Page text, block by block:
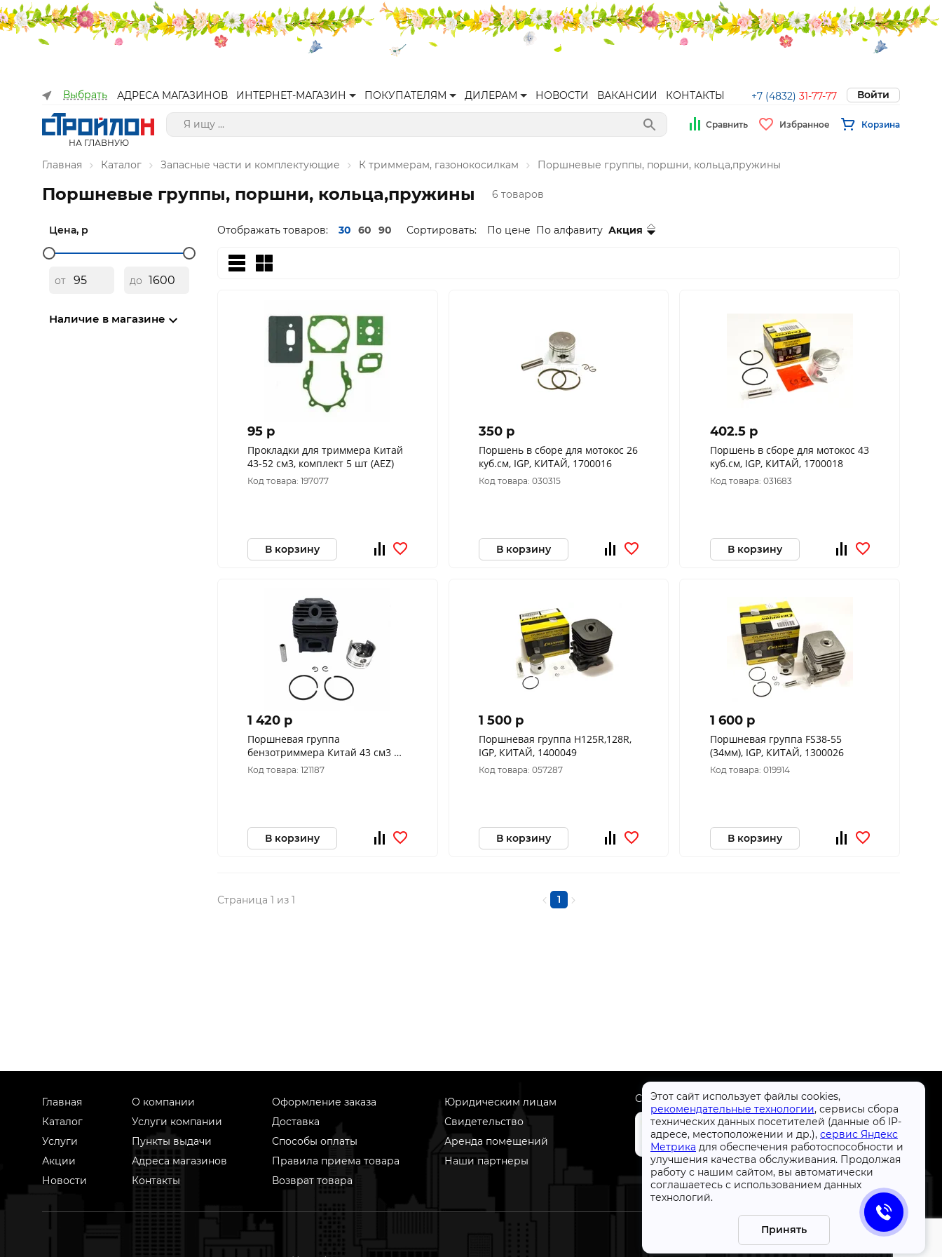
Выбрать АДРЕСА МАГАЗИНОВ ИНТЕРНЕТ-МАГАЗИН ПОКУПАТЕЛЯМ ДИЛЕРАМ НОВОСТИ ВАКАНСИИ КОНТАКТЫ +7 (4832) 31-77-77 Войти
НА ГЛАВНУЮ
Сравнить Избранное Корзина
Главная Каталог Запасные части и комплектующие К триммерам, газонокосилкам Поршневые группы, поршни, кольца,пружины
Этот сайт использует файлы cookies,
рекомендательные технологии, сервисы сбора
технических данных посетителей (данные об IP-
адресе, местоположении и др.), сервис Яндекс
Метрика для обеспечения работоспособности и
улучшения качества обслуживания. Продолжая
работу с нашим сайтом, вы автоматически
соглашаетесь с использованием данных
технологий.
Принять
Поршневые группы, поршни, кольца,пружины 6 товаров
Цена, р
от до
Наличие в магазине
Отображать товаров: 30 60 90 Сортировать: По цене По алфавиту Акция
95 p
Прокладки для триммера Китай
43-52 см3, комплект 5 шт (AEZ)
Код товара: 197077
В корзину
350 p
Поршень в сборе для мотокос 26
куб.см, IGP, КИТАЙ, 1700016
Код товара: 030315
В корзину
402.5 p
Поршень в сборе для мотокос 43
куб.см, IGP, КИТАЙ, 1700018
Код товара: 031683
В корзину
1 420 p
Поршневая группа
бензотриммера Китай 43 см3 d-
40 (Champion)
Код товара: 121187
В корзину
1 500 p
Поршневая группа H125R,128R,
IGP, КИТАЙ, 1400049
Код товара: 057287
В корзину
1 600 p
Поршневая группа FS38-55
(34мм), IGP, КИТАЙ, 1300026
Код товара: 019914
В корзину
Страница 1 из 1 1
Главная
Каталог
Услуги
Акции
Новости
О компании
Услуги компании
Пункты выдачи
Адреса магазинов
Контакты
Оформление заказа
Доставка
Способы оплаты
Правила приема товара
Возврат товара
Юридическим лицам
Свидетельство
Аренда помещений
Наши партнеры
Скачать приложение
+7 (4832) 31-77-77